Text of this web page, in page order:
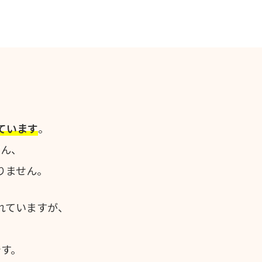
います。
、
せん。
いますが、
。